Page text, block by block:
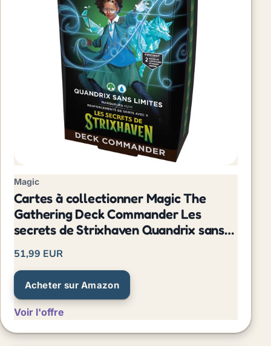
Magic
Cartes à collectionner Magic The
Gathering Deck Commander Les
secrets de Strixhaven Quandrix sans
51,99 EUR
Acheter sur Amazon
Voir l'offre